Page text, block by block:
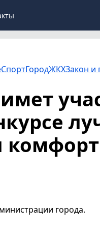
СпортГородЖКХЗакон и
города.